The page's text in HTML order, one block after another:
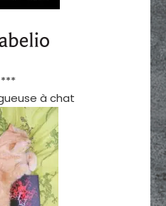
***
à chat